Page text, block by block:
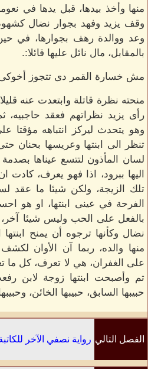
منها وأخذ بيدها، قبل يدها في
وقف يزيد وفهد بجوار نضال
وعد ووالدة رهف بجوارها، في
بالمقابل، مال نائل عليها قائلا:.
مش خسارة القمر دى تتجوز
منحته نظرة قاتلة وابتعدت عنه
رأى يزيد نظراتهم فعقد
وهو يتحدث ليركز انتباهه مؤقتا
تنظر الى ابنتها وعريسها بحنان
لسان المأذون لتتسع عيناها
اليها ببرود، اذا فهو يعرف، كادت
تلك الزيجة، ولكن شيئا ما عقد
الفرحة في عينى ابنتها، او هو
بالفعل على الحب وليس شيئا
نضال وكأنها ترجوه أن يمنح
منها والده، ربما آن الأوان
على الغفران، هي لا تعرف، كل ما
تم وأصبحت ابنتها زوجة لابن
حبيبها السابق، حبيبها الخائن،
الفصل التالي رواية نصفي الآخر